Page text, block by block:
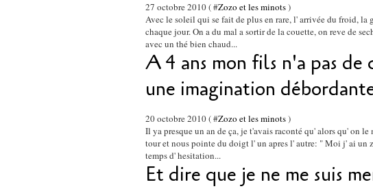
27 octobre 2010 ( #Zozo et les minots)
Avec le soleil qui se fait de plus en rare, l' arrivée du froid,
chaque jour. On a du mal a sortir de la couette, on reve de
avec un thé bien chaud...
A 4 ans mon fils n'a pas
une imagination
20 octobre 2010 ( #Zozo et les minots)
Il ya presque un an de ça, je t'avais raconté qu' alors qu' on
tour et nous pointe du doigt l' un apres l' autre: " Moi j' ai un
temps d' hesitation...
Et dire que je ne me suis